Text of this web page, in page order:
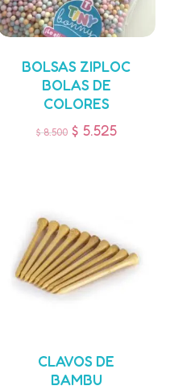
BOLSAS ZIPLOC
BOLAS DE
COLORES
$8.500 $ 5.525
CLAVOS DE
BAMBU